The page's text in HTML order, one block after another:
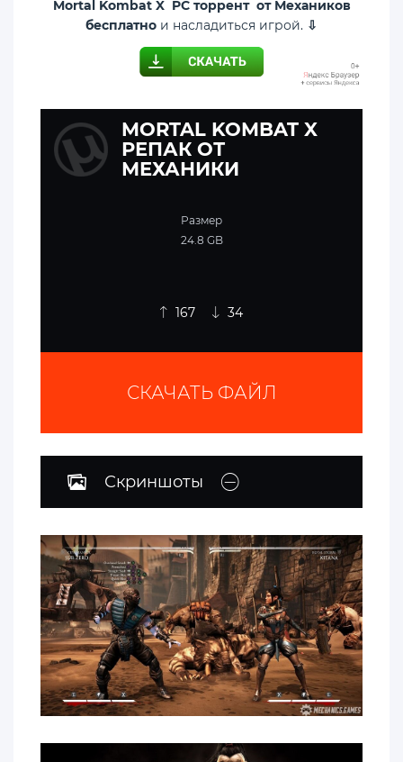
Mortal Kombat X PC торрент от Механиков
бесплатно и насладиться игрой. ⇩
MORTAL KOMBAT X
РЕПАК ОТ
МЕХАНИКИ
Размер
24.8 GB
167 34
СКАЧАТЬ ФАЙЛ
Скриншоты